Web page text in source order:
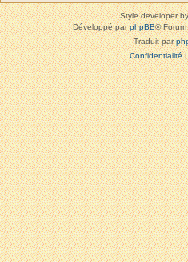
Style developer
Développé parphpBB® Forum
Traduit par
Confidentialité